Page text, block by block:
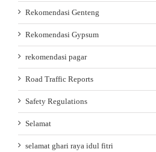
Rekomendasi Genteng
Rekomendasi Gypsum
rekomendasi pagar
Road Traffic Reports
Safety Regulations
Selamat
selamat ghari raya idul fitri